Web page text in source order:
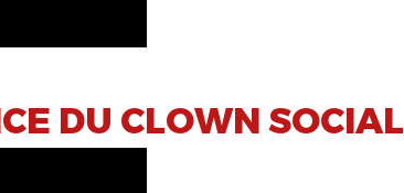
DU CLOWN SOCIAL